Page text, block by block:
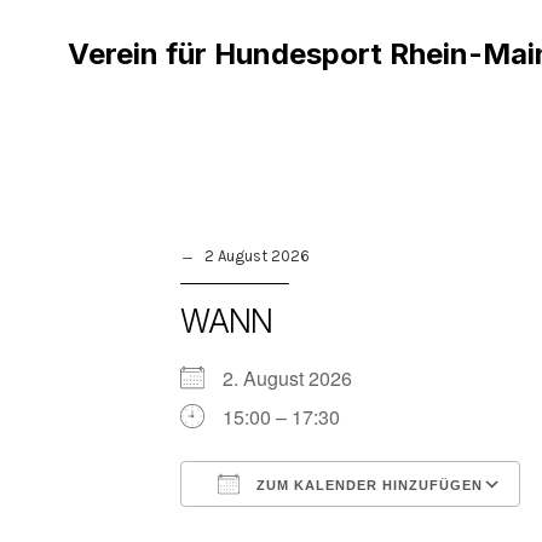
Verein für Hundesport Rhein-
2 August 2026
WANN
2. August 2026
15:00 – 17:30
ZUM KALENDER HINZUFÜGEN